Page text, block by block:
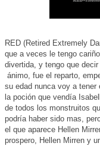
RED (Retired Extremely
que a veces le tengo
divertida, y tengo que
ánimo, fue el reparto,
su edad nunca voy a
la poción que vendía
de todos los monstruitos
podría haber sido mas,
el que aparece Hellen
prospero, Hellen Mirren y